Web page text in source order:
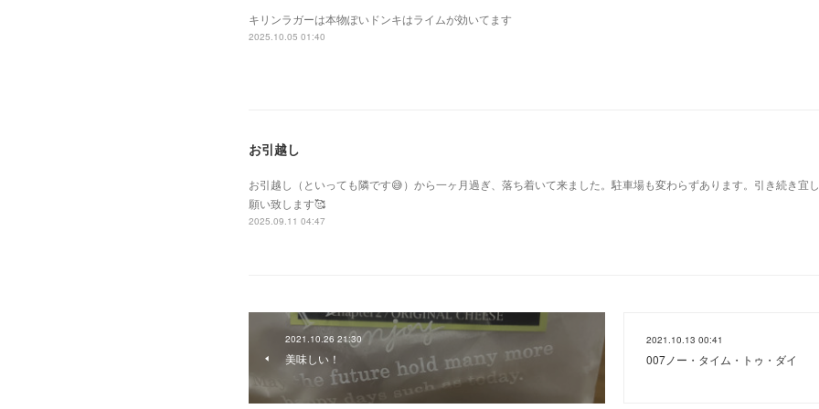
キリンラガーは本物ぽいドンキはライムが効いてます
2025.10.05 01:40
お引越し
お引越し（といっても隣です😅）から一ヶ月過ぎ、落ち着いて来ました。駐車場も変わらずあります。引き続き宜
願い致します🥰
2025.09.11 04:47
2021.10.26 21:30
美味しい！
2021.10.13 00:41
007ノー・タイム・トゥ・ダイ